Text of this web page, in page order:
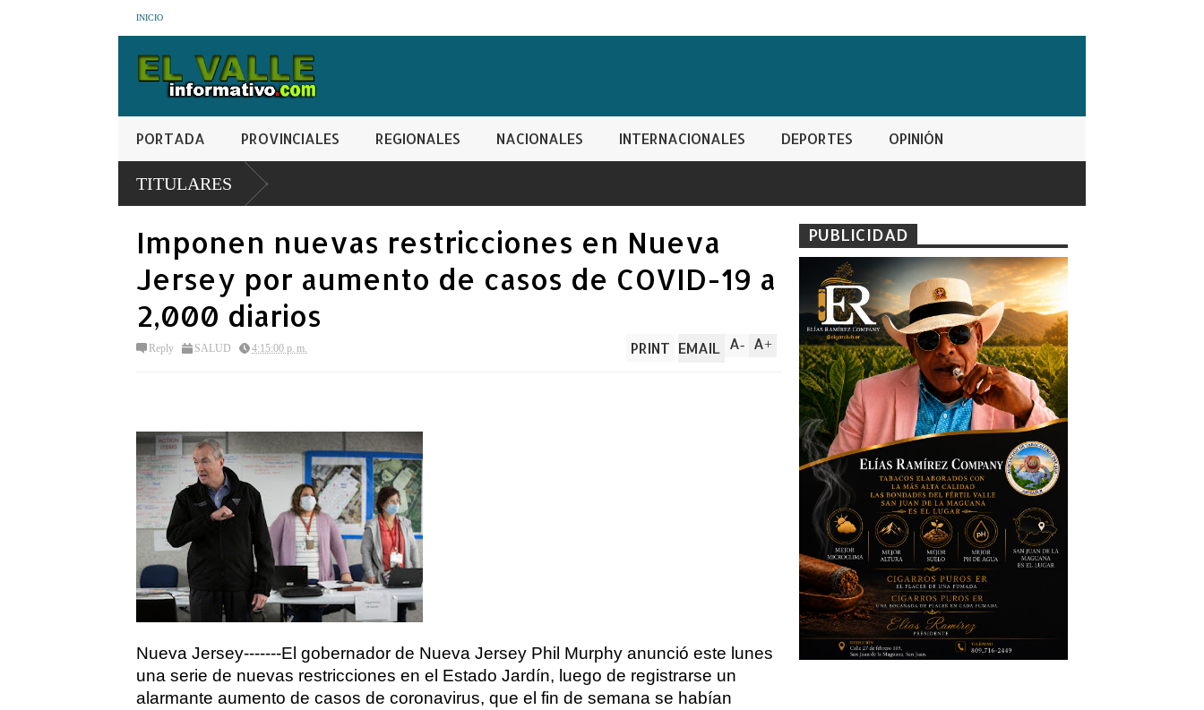
INICIO
PORTADA PROVINCIALES REGIONALES NACIONALES INTERNACIONALES DEPORTES OPINIÓN
TITULARES
Imponen nuevas restricciones en Nueva
Jersey por aumento de casos de COVID-19 a
2,000 diarios
Reply SALUD 4:15:00 p. m. A+
A-
PRINT EMAIL
Nueva Jersey-------El gobernador de Nueva Jersey Phil Murphy anunció este lunes
una serie de nuevas restricciones en el Estado Jardín, luego de registrarse un
alarmante aumento de casos de coronavirus, que el fin de semana se habían
PUBLICIDAD